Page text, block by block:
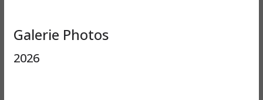
Galerie Photos
2026